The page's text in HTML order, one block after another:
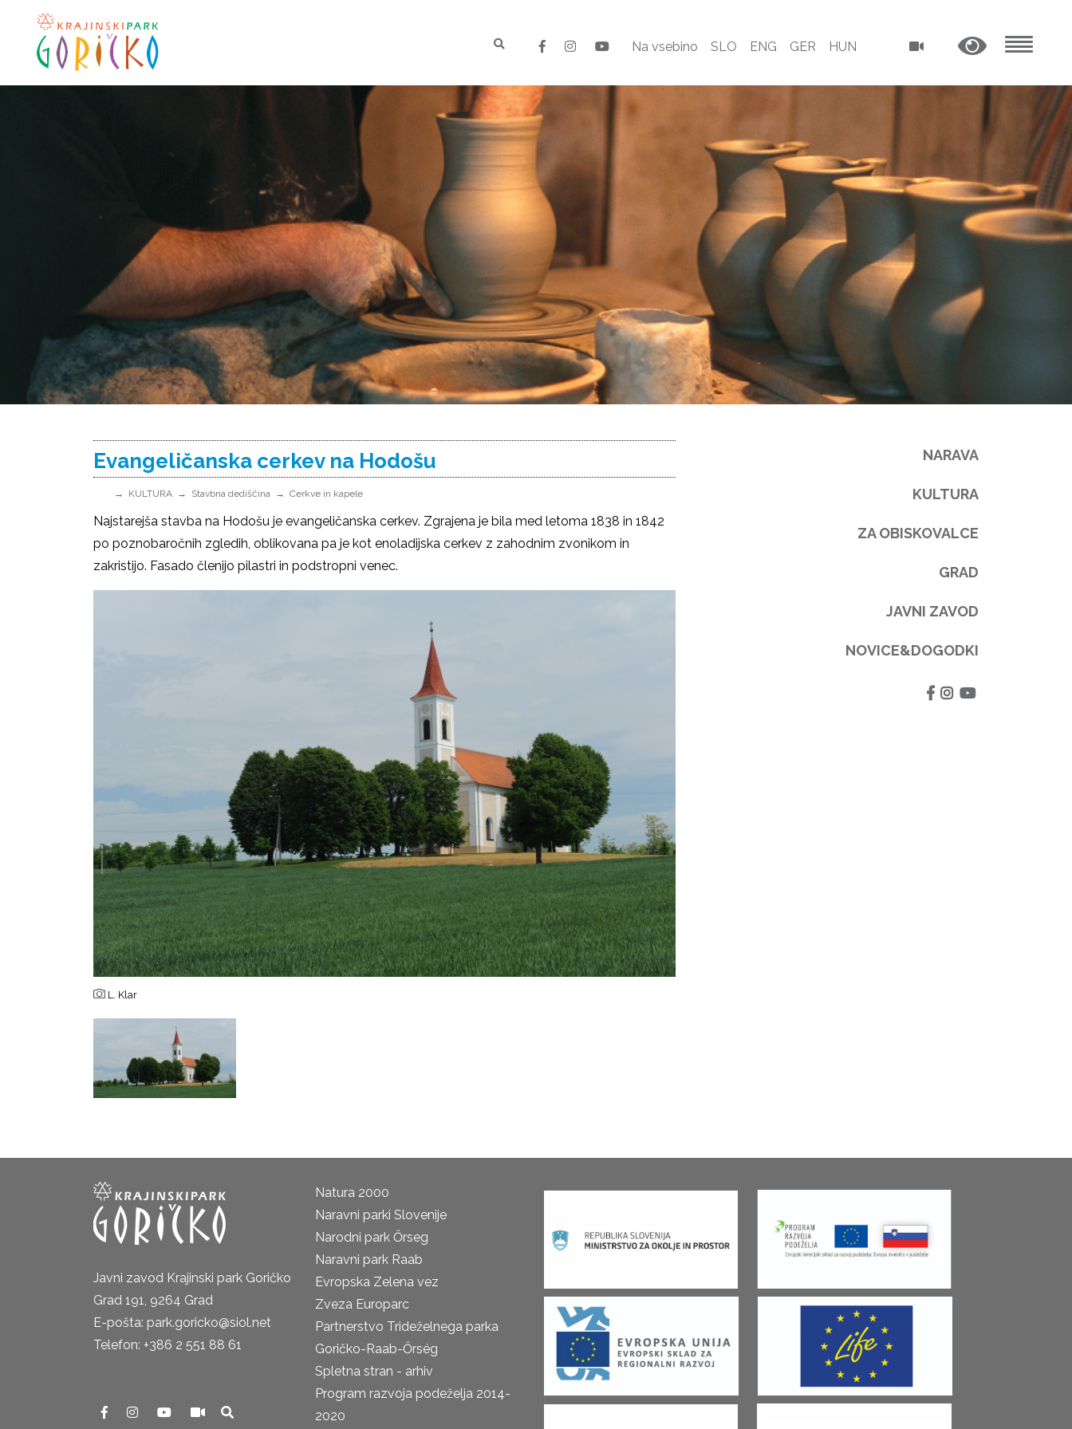
Na vsebino SLO ENG GER HUN
Evangeličanska cerkev na Hodošu
KULTURA Stavbna dediščina Cerkve in kapele
Najstarejša stavba na Hodošu je evangeličanska cerkev. Zgrajena je bila med letoma 1838 in 1842
po poznobaročnih zgledih, oblikovana pa je kot enoladijska cerkev z zahodnim zvonikom in
zakristijo. Fasado členijo pilastri in podstropni venec.
L. Klar
NARAVA
KULTURA
ZA OBISKOVALCE
GRAD
JAVNI ZAVOD
NOVICE&DOGODKI
Javni zavod Krajinski park Goričko
Grad 191, 9264 Grad
E-pošta: park.goricko@siol.net
Telefon: +386 2 551 88 61
Natura 2000
Naravni parki Slovenije
Narodni park Őrseg
Naravni park Raab
Evropska Zelena vez
Zveza Europarc
Partnerstvo Trideželnega parka
Goričko-Raab-Őrség
Spletna stran - arhiv
Program razvoja podeželja 2014-
2020